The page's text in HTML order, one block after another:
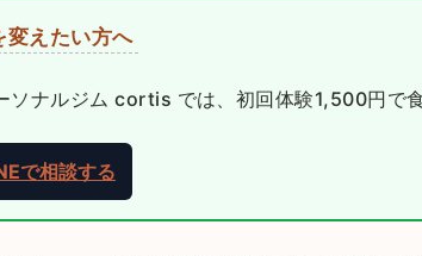
変えたい方へ
ソナルジム cortis では、初回体験1,500円で
で相談する